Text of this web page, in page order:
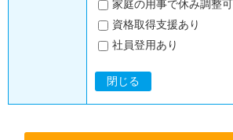
家庭の用事で休み調整可
資格取得支援あり
社員登用あり
閉じる